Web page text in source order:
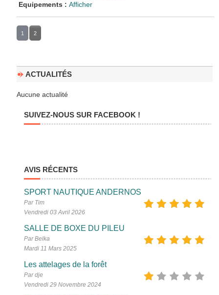
Equipements :Afficher
1 2
ACTUALITÉS
Aucune actualité
SUIVEZ-NOUS SUR FACEBOOK !
AVIS RÉCENTS
SPORT NAUTIQUE ANDERNOS
Par Tim
Vendredi 03 Avril 2026
SALLE DE BOXE DU PILEU
Par Belka
Mardi 11 Mars 2025
Les attelages de la forêt
Par dje
Vendredi 29 Novembre 2024